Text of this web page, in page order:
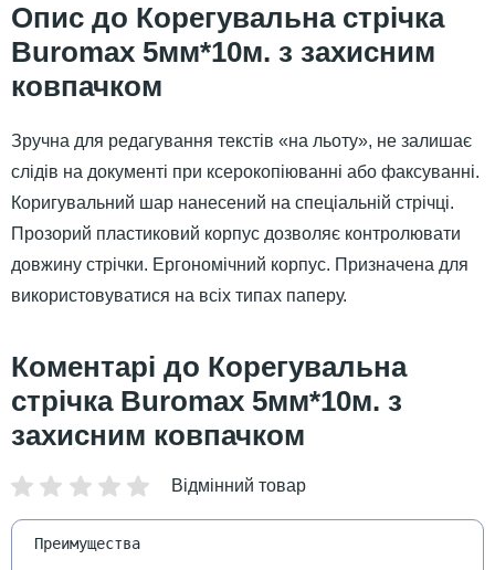
Корегувальна стрічка
Buromax 5мм*10м. з захисним
ковпачком
Зручна для редагування текстів «на льоту», не залишає
слідів на документі при ксерокопіюванні або факсуванні.
Коригувальний шар нанесений на спеціальній стрічці.
Прозорий пластиковий корпус дозволяє контролювати
довжину стрічки. Ергономічний корпус. Призначена для
використовуватися на всіх типах паперу.
Корегувальна
стрічка Buromax 5мм*10м. з
захисним ковпачком